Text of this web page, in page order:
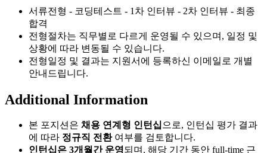
서류전형 - 코딩테스트 - 1차 인터뷰 - 2차 인터뷰 - 최종
합격
전형절차는 직무별로 다르게 운영될 수 있으며, 일정 및
상황에 따라 변동될 수 있습니다.
전형일정 및 결과는 지원서에 등록하신 이메일로 개별
안내드립니다.
Additional Information
본 포지션은 채용 연계형 인턴십으로, 인턴십 평가 결과
에 따라 정규직 전환여부를 검토합니다.
인턴십은 3개월간 운영되며, 해당 기간 동안 full-time 근